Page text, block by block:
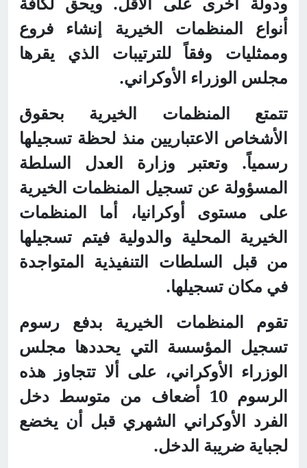
أنواع المنظمات الخيرية إنشاء فروع
وممثليات وفقاً للترتيبات الذي يقرها
مجلس الوزراء الأوكراني.
تتمتع المنظمات الخيرية بحقوق
الأشخاص الاعتباريين منذ لحظة تسجيلها
رسمياً. وتعتبر وزارة العدل السلطة
المسؤولة عن تسجيل المنظمات الخيرية
على مستوى أوكرانيا، أما المنظمات
الخيرية المحلية والدولية فيتم تسجيلها
من قبل السلطات التنفيذية المتواجدة
في مكان تسجيلها.
تقوم المنظمات الخيرية بدفع رسوم
تسجيل المؤسسة التي يحددها مجلس
الوزراء الأوكراني، على ألا تتجاوز هذه
الرسوم 10 أضعاف من متوسط دخل
الفرد الأوكراني الشهري قبل أن يخضع
لجباية ضريبة الدخل.